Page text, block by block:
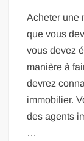
Acheter une
que vous
vous devez
manière à
devrez
immobilier.
des agents
…